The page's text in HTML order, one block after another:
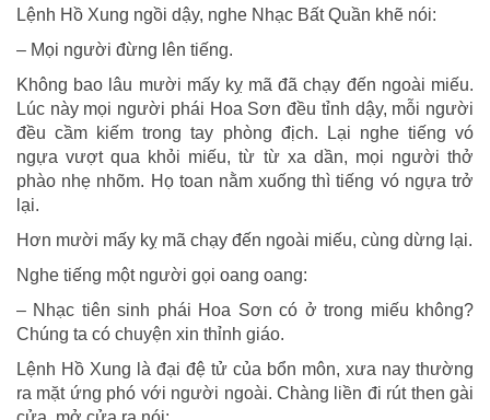
nhục
Lệnh Hồ Xung ngồi dậy, nghe Nhạc Bất Quần khẽ nói:
– Mọi người đừng lên tiếng.
Không bao lâu mười mấy kỵ mã đã chạy đến ngoài miếu.
Lúc này mọi người phái Hoa Sơn đều tỉnh dậy, mỗi người
đều cầm kiếm trong tay phòng địch. Lại nghe tiếng vó
ngựa vượt qua khỏi miếu, từ từ xa dần, mọi người thở
phào nhẹ nhõm. Họ toan nằm xuống thì tiếng vó ngựa trở
lại.
Hơn mười mấy kỵ mã chạy đến ngoài miếu, cùng dừng lại.
Nghe tiếng một người gọi oang oang:
– Nhạc tiên sinh phái Hoa Sơn có ở trong miếu không?
Chúng ta có chuyện xin thỉnh giáo.
Lệnh Hồ Xung là đại đệ tử của bổn môn, xưa nay thường
ra mặt ứng phó với người ngoài. Chàng liền đi rút then gài